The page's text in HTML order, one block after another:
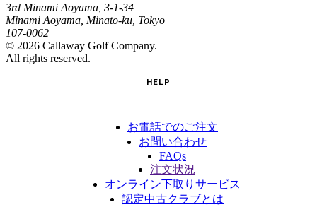
3rd Minami Aoyama, 3-1-34
Minami Aoyama, Minato-ku, Tokyo
107-0062
© 2026 Callaway Golf Company.
All rights reserved.
HELP
お電話でのご注文
お問い合わせ
FAQs
注文状況
オンライン下取りサービス
認定中古クラブとは